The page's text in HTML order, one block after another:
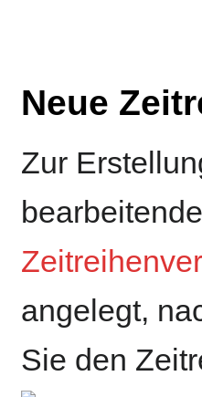
Neue
Zur
bearbeitende
angelegt,
Sie den